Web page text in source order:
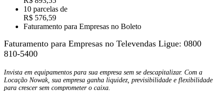
10 parcelas de
R$ 576,59
Faturamento para Empresas no Boleto
Faturamento para Empresas no Televendas Ligue: 0800
810-5400
Invista em equipamentos para sua empresa sem se descapitalizar. Com a
Locação Nowak, sua empresa ganha liquidez, previsibilidade e flexibilidade
para crescer sem comprometer o caixa.